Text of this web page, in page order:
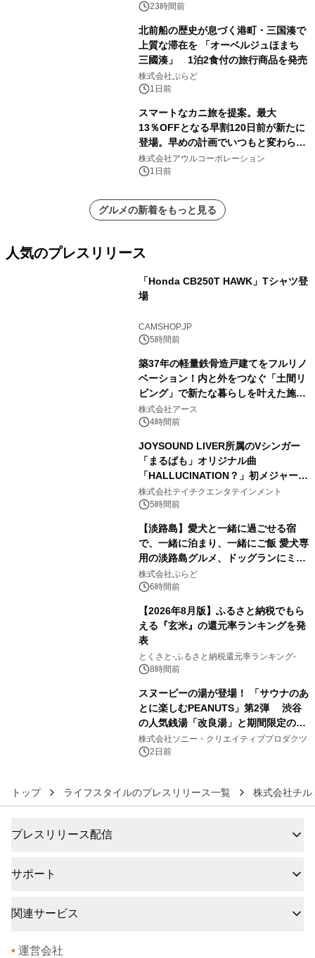
得な素泊まり連泊プランで
23時間前
北前船の歴史が息づく港町・三国湊で
上質な滞在を 「オーベルジュほまち
三國湊」 1泊2食付の旅行商品を発売
株式会社ぷらど
1日前
スマートなカニ旅を提案。最大
13％OFFとなる早割120日前が新たに
登場。早めの計画でいつもと変わらぬ
大人の冬旅を。ー夕日ヶ浦温泉「佳松
苑 別邸ふうか」ー
株式会社アウルコーポレーション
1日前
グルメの新着をもっと見る
人気のプレスリリース
「Honda CB250T HAWK」Tシャツ登
場
CAMSHOP.JP
5時間前
築37年の軽量鉄骨造戸建てをフルリノ
ベーション！内と外をつなぐ「土間リ
ビング」で新たな暮らしを叶えた施工
事例を株式会社アースが公開
株式会社アース
4時間前
JOYSOUND LIVER所属のVシンガー
「まるぱも」オリジナル曲
「HALLUCINATION？」初メジャー配
信リリース決定！
株式会社テイチクエンタテインメント
5時間前
【淡路島】愛犬と一緒に過ごせる宿
で、一緒に泊まり、一緒にご飯 愛犬専
用の淡路島グルメ、ドッグランにミニ
プール グランピングとトレーラーハウ
スの2施設で
株式会社ぷらど
6時間前
【2026年8月版】ふるさと納税でもら
える『玄米』の還元率ランキングを発
表
とくさと-ふるさと納税還元率ランキング-
8時間前
スヌーピーの湯が登場！ 「サウナのあ
とに楽しむPEANUTS」第2弾 渋谷
の人気銭湯「改良湯」と期間限定のコ
ラボレーション サウナイキタイコラ
ボグッズも発売決定！
株式会社ソニー・クリエイティブプロダクツ
2日前
トップ ライフスタイルのプレスリリース一覧 株式会社チ
プレスリリース配信
サポート
関連サービス
• 運営会社